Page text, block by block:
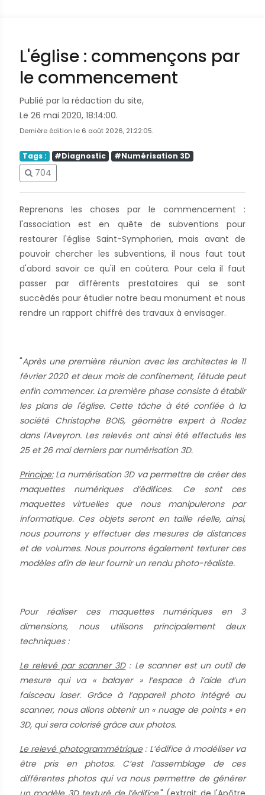
L'église : commençons par
le commencement
Publié par la rédaction du site,
Le 26 mai 2020, 18:14:00.
Dernière édition le 6 août 2026, 21:22:05.
Tags : #Diagnostic #Numérisation 3D
704
Reprenons les choses par le commencement :
l'association est en quête de subventions pour
restaurer l'église Saint-Symphorien, mais avant de
pouvoir chercher les subventions, il nous faut tout
d'abord savoir ce qu'il en coûtera. Pour cela il faut
passer par différents prestataires qui se sont
succédés pour étudier notre beau monument et nous
rendre un rapport chiffré des travaux à envisager.
"Après une première réunion avec les architectes le 11
février 2020 et deux mois de confinement, l'étude peut
enfin commencer. La première phase consiste à établir
les plans de l'église. Cette tâche à été confiée à la
société Christophe BOIS, géomètre expert à Rodez
dans l'Aveyron. Les relevés ont ainsi été effectués les
25 et 26 mai derniers par numérisation 3D.
Principe:La numérisation 3D va permettre de créer des
maquettes numériques d’édifices. Ce sont ces
maquettes virtuelles que nous manipulerons par
informatique. Ces objets seront en taille réelle, ainsi,
nous pourrons y effectuer des mesures de distances
et de volumes. Nous pourrons également texturer ces
modèles afin de leur fournir un rendu photo-réaliste.
Pour réaliser ces maquettes numériques en 3
dimensions, nous utilisons principalement deux
techniques :
Le relevé par scanner 3D: Le scanner est un outil de
mesure qui va « balayer » l’espace à l’aide d’un
faisceau laser. Grâce à l’appareil photo intégré au
scanner, nous allons obtenir un « nuage de points » en
3D, qui sera colorisé grâce aux photos.
Le relevé photogrammétrique: L’édifice à modéliser va
être pris en photos. C’est l’assemblage de ces
différentes photos qui va nous permettre de générer